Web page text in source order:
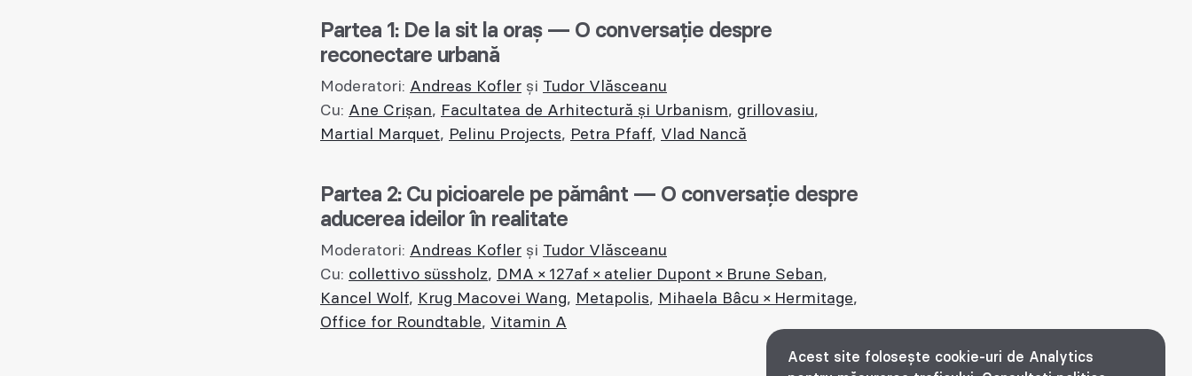
Partea 1: De la sit la oraș — O conversație despre
reconectare urbană
Moderatori: Andreas Kofler și Tudor Vlăsceanu
Cu: Ane Crișan, Facultatea de Arhitectură și Urbanism, grillovasiu,
Martial Marquet, Pelinu Projects, Petra Pfaff, Vlad Nancă
Partea 2: Cu picioarele pe pământ — O conversație despre
aducerea ideilor în realitate
Moderatori: Andreas Kofler și Tudor Vlăsceanu
Cu: collettivo süssholz, DMA × 127af × atelier Dupont × Brune Seban,
Kancel Wolf, Krug Macovei Wang, Metapolis, Mihaela Bâcu × Hermitage,
Office for Roundtable, Vitamin A
Acest site folosește cookie-uri de Analytics